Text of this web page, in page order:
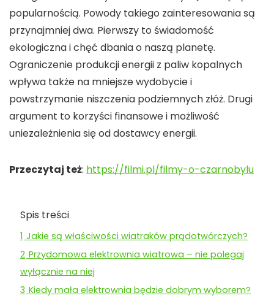
popularnością. Powody takiego zainteresowania są
przynajmniej dwa. Pierwszy to świadomość
ekologiczna i chęć dbania o naszą planetę.
Ograniczenie produkcji energii z paliw kopalnych
wpływa także na mniejsze wydobycie i
powstrzymanie niszczenia podziemnych złóż. Drugi
argument to korzyści finansowe i możliwość
uniezależnienia się od dostawcy energii.
Przeczytaj też: https://filmi.pl/filmy-o-czarnobylu
Spis treści
1 Jakie są właściwości wiatraków prądotwórczych?
2 Przydomowa elektrownia wiatrowa – nie polegaj
wyłącznie na niej
3 Kiedy mała elektrownia będzie dobrym wyborem?